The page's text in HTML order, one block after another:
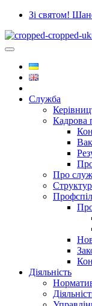
Зі святом!
Служба
Кадрова
Про
Діяльність